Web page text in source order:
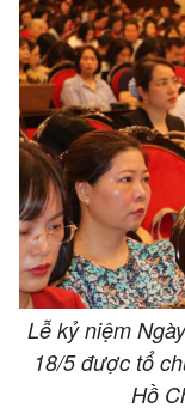
Lễ kỷ niệm
18/5 được tổ
Hồ